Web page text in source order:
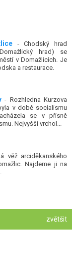
- Chodský hrad
hrad) se
v Domažlicích. Je
a restaurace.
- Rozhledna Kurzova
v době socialismu
se v přísně
Nejvyšší vrchol...
věž arciděkanského
Najdeme ji na
zvětšit